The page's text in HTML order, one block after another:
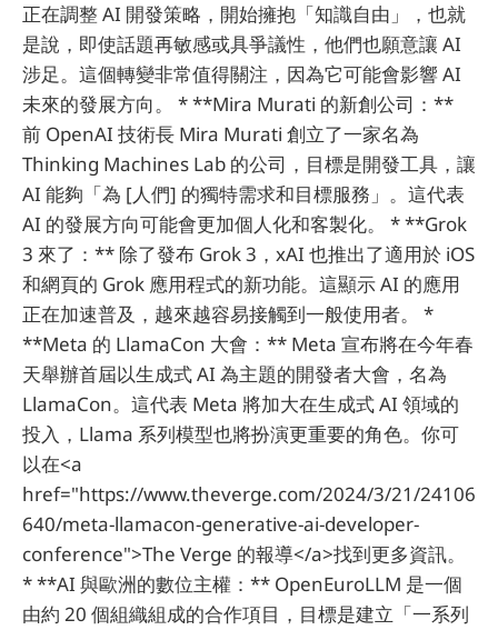
正在調整 AI 開發策略，開始擁抱「知識自由」，也就
是說，即使話題再敏感或具爭議性，他們也願意讓 AI
涉足。這個轉變非常值得關注，因為它可能會影響 AI
未來的發展方向。 * **Mira Murati 的新創公司：**
前 OpenAI 技術長 Mira Murati 創立了一家名為
Thinking Machines Lab 的公司，目標是開發工具，讓
AI 能夠「為 [人們] 的獨特需求和目標服務」。這代表
AI 的發展方向可能會更加個人化和客製化。 * **Grok
3 來了：** 除了發布 Grok 3，xAI 也推出了適用於 iOS
和網頁的 Grok 應用程式的新功能。這顯示 AI 的應用
正在加速普及，越來越容易接觸到一般使用者。 *
**Meta 的 LlamaCon 大會：** Meta 宣布將在今年春
天舉辦首屆以生成式 AI 為主題的開發者大會，名為
LlamaCon。這代表 Meta 將加大在生成式 AI 領域的
投入，Llama 系列模型也將扮演更重要的角色。你可
以在<a
href="https://www.theverge.com/2024/3/21/24106
640/meta-llamacon-generative-ai-developer-
conference">The Verge 的報導</a>找到更多資訊。
* **AI 與歐洲的數位主權：** OpenEuroLLM 是一個
由約 20 個組織組成的合作項目，目標是建立「一系列